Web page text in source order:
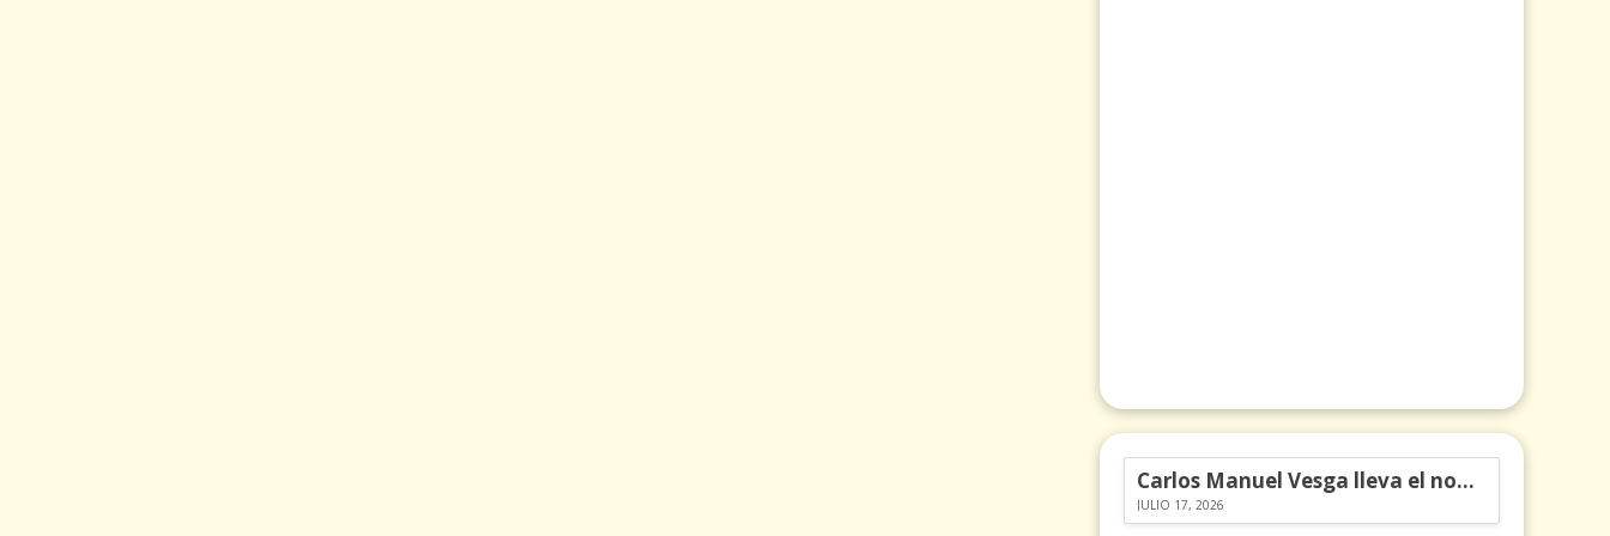
Carlos Manuel Vesga lleva el nombre de Colombia a los Emmy
JULIO 17, 2026